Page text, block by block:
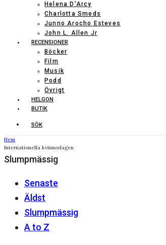
Helena D’Arcy
Charlotta Smeds
Junno Arocho Esteves
John L. Allen Jr
RECENSIONER
Böcker
Film
Musik
Podd
Övrigt
HELGON
BUTIK
SÖK
Hem
Internationella kvinnodagen
Slumpmässig
Senaste
Äldst
Slumpmässig
A to Z